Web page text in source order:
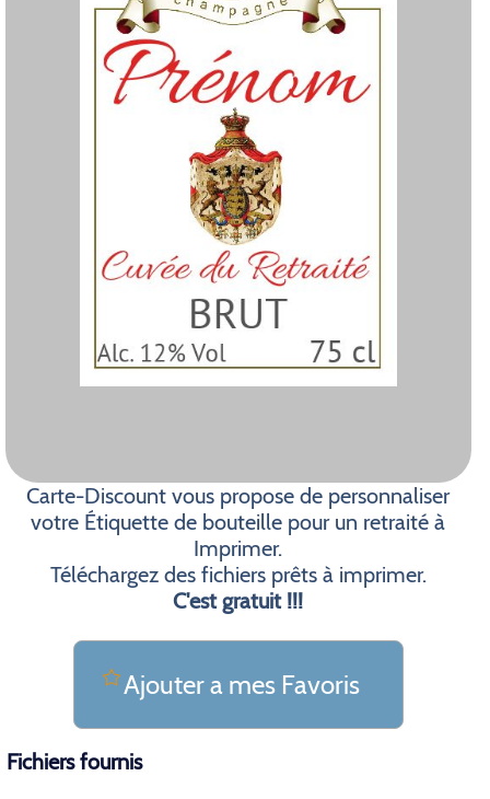
Carte-Discount vous propose de personnaliser
votre Étiquette de bouteille pour un retraité à
Imprimer.
Téléchargez des fichiers prêts à imprimer.
C'est gratuit !!!
Ajouter a mes Favoris
Fichiers fournis